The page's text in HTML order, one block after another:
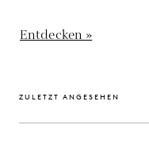
Entdecken »
ZULETZT ANGESEHEN